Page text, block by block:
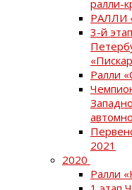
ралли-
РАЛЛИ
3-й
Ралли
2021
2020
Ралли